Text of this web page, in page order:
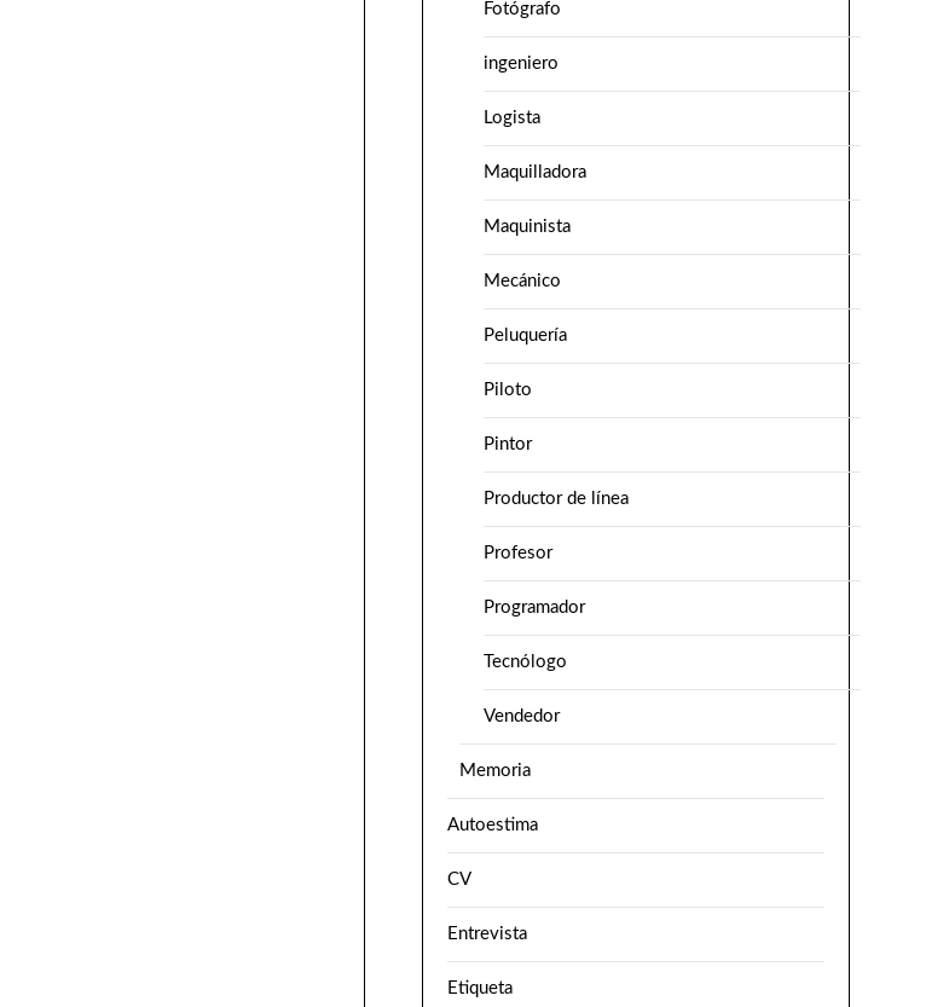
Fotógrafo
ingeniero
Logista
Maquilladora
Maquinista
Mecánico
Peluquería
Piloto
Pintor
Productor de línea
Profesor
Programador
Tecnólogo
Vendedor
Memoria
Autoestima
CV
Entrevista
Etiqueta